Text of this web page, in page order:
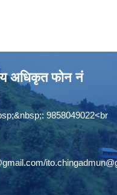
अधिकृत फोन नं
9858049022<br
/